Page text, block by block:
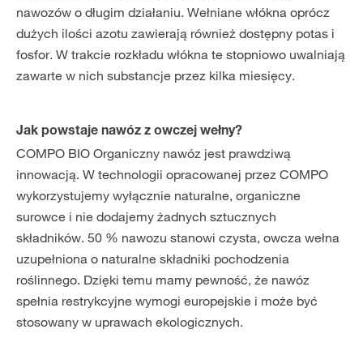
nawozów o długim działaniu. Wełniane włókna oprócz
dużych ilości azotu zawierają również dostępny potas i
fosfor. W trakcie rozkładu włókna te stopniowo uwalniają
zawarte w nich substancje przez kilka miesięcy.
Jak powstaje nawóz z owczej wełny?
COMPO BIO Organiczny nawóz jest prawdziwą
innowacją. W technologii opracowanej przez COMPO
wykorzystujemy wyłącznie naturalne, organiczne
surowce i nie dodajemy żadnych sztucznych
składników. 50 % nawozu stanowi czysta, owcza wełna
uzupełniona o naturalne składniki pochodzenia
roślinnego. Dzięki temu mamy pewność, że nawóz
spełnia restrykcyjne wymogi europejskie i może być
stosowany w uprawach ekologicznych.